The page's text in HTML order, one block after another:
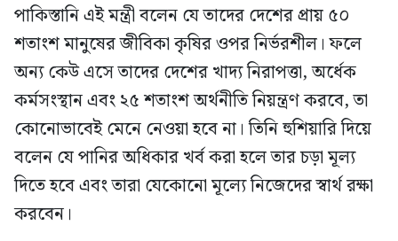
পাকিস্তানি এই মন্ত্রী বলেন যে তাদের দেশের প্রায় ৫০
শতাংশ মানুষের জীবিকা কৃষির ওপর নির্ভরশীল। ফলে
অন্য কেউ এসে তাদের দেশের খাদ্য নিরাপত্তা, অর্ধেক
কর্মসংস্থান এবং ২৫ শতাংশ অর্থনীতি নিয়ন্ত্রণ করবে, তা
কোনোভাবেই মেনে নেওয়া হবে না। তিনি হুশিয়ারি দিয়ে
বলেন যে পানির অধিকার খর্ব করা হলে তার চড়া মূল্য
দিতে হবে এবং তারা যেকোনো মূল্যে নিজেদের স্বার্থ রক্ষা
করবেন।